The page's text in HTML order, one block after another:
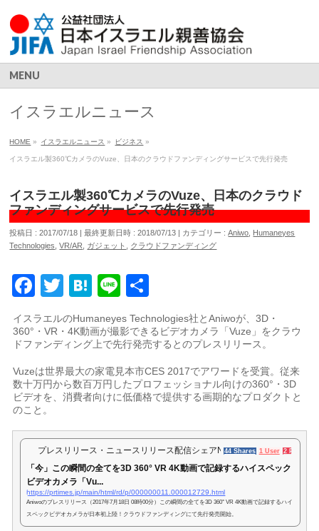
MENU
イスラエルニュース
HOME » イスラエルニュース » ビジネス »
イスラエル製360℃カメラのVuze、日本のクラウドファンディングサービスで先行発売
イスラエル製360℃カメラのVuze、日本のクラウド
ファンディングサービスで先行発売
投稿日 : 2017/07/18 最終更新日時 : 2018/07/13 カテゴリー :Aniwo Humaneyes
Technologies ,VR/AR ガジェット クラウドファンディング
Facebook
Twitter
Hatena
Line
有
イスラエルのHumaneyes Technologies社とAniwoが、3D・
360°・VR・4K動画が撮影できるビデオカメラ「Vuze」をクラウ
ドファンディング上で先行発売するとのプレスリリース。
Vuzeは世界最大の家電見本市CES 2017でアワードを受賞。従来
数十万円から数百万円したプロフェッショナル向けの360°・3D
ビデオを、消費者向けに低価格で提供する画期的なプロダクトと
のこと。
プレスリリース・ニュースリリース配信シェアNo.1｜PR TIMES
44 Shares 1 User 2 Pockets
「今」この瞬間の全てを3D 360° VR 4K動画で記録するハイスペック
ビデオカメラ「Vu...
https://prtimes.jp/main/html/rd/p/000000011.000012729.html
Aniwoのプレスリリース（2017年7月18日 08時00分）この瞬間の全てを3D 360° VR 4K動画で記録するハイ
スペックビデオカメラが日本初上陸！クラウドファンディングにて先行発売開始。